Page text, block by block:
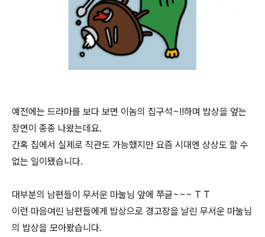
예전에는 드라마를 보다 보면 이놈의 집구석~!!하며 밥상을 엎는
장면이 종종 나왔는데요.
간혹 집에서 실제로 직관도 가능했지만 요즘 시대엔 상상도 할 수
없는 일이됐습니다.
대부분의 남편들이 무서운 마눌님 앞에 쭈글~~~ T T
이런 마음여린 남편들에게 밥상으로 경고장을 날린 무서운 마눌님
의 밥상을 모아봤습니다.